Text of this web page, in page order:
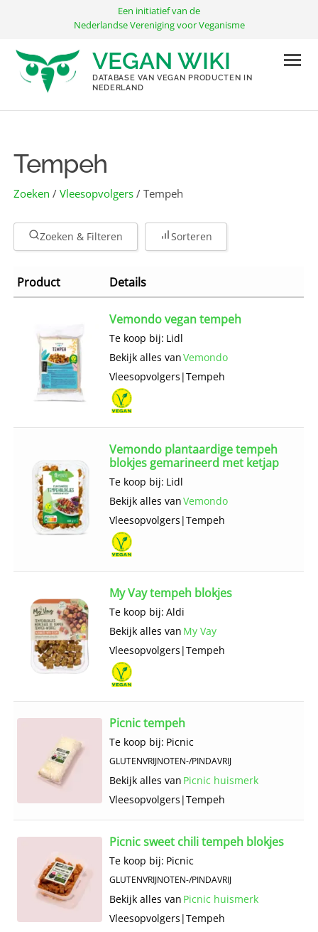
inhoud
Een initiatief van de
Nederlandse Vereniging voor Veganisme
VEGAN WIKI
DATABASE VAN VEGAN PRODUCTEN IN
NEDERLAND
Tempeh
Zoeken /Vlees­opvolgers / Tempeh
Zoeken & Filteren Sorteren
Product Details
Vemondo vegan tempeh
Te koop bij: Lidl
Bekijk alles vanVemondo
Vlees­opvolgers |Tempeh
Vemondo plantaardige tempeh
blokjes gemarineerd met ketjap
Te koop bij: Lidl
Bekijk alles vanVemondo
Vlees­opvolgers |Tempeh
My Vay tempeh blokjes
Te koop bij: Aldi
Bekijk alles van My Vay
Vlees­opvolgers |Tempeh
Picnic tempeh
Te koop bij: Picnic
GLUTENVRIJNOTEN-/PINDAVRIJ
Bekijk alles van Picnic huismerk
Vlees­opvolgers |Tempeh
Picnic sweet chili tempeh blokjes
Te koop bij: Picnic
GLUTENVRIJNOTEN-/PINDAVRIJ
Bekijk alles van Picnic huismerk
Vlees­opvolgers |Tempeh